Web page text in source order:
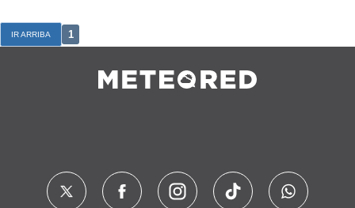
IR ARRIBA 1